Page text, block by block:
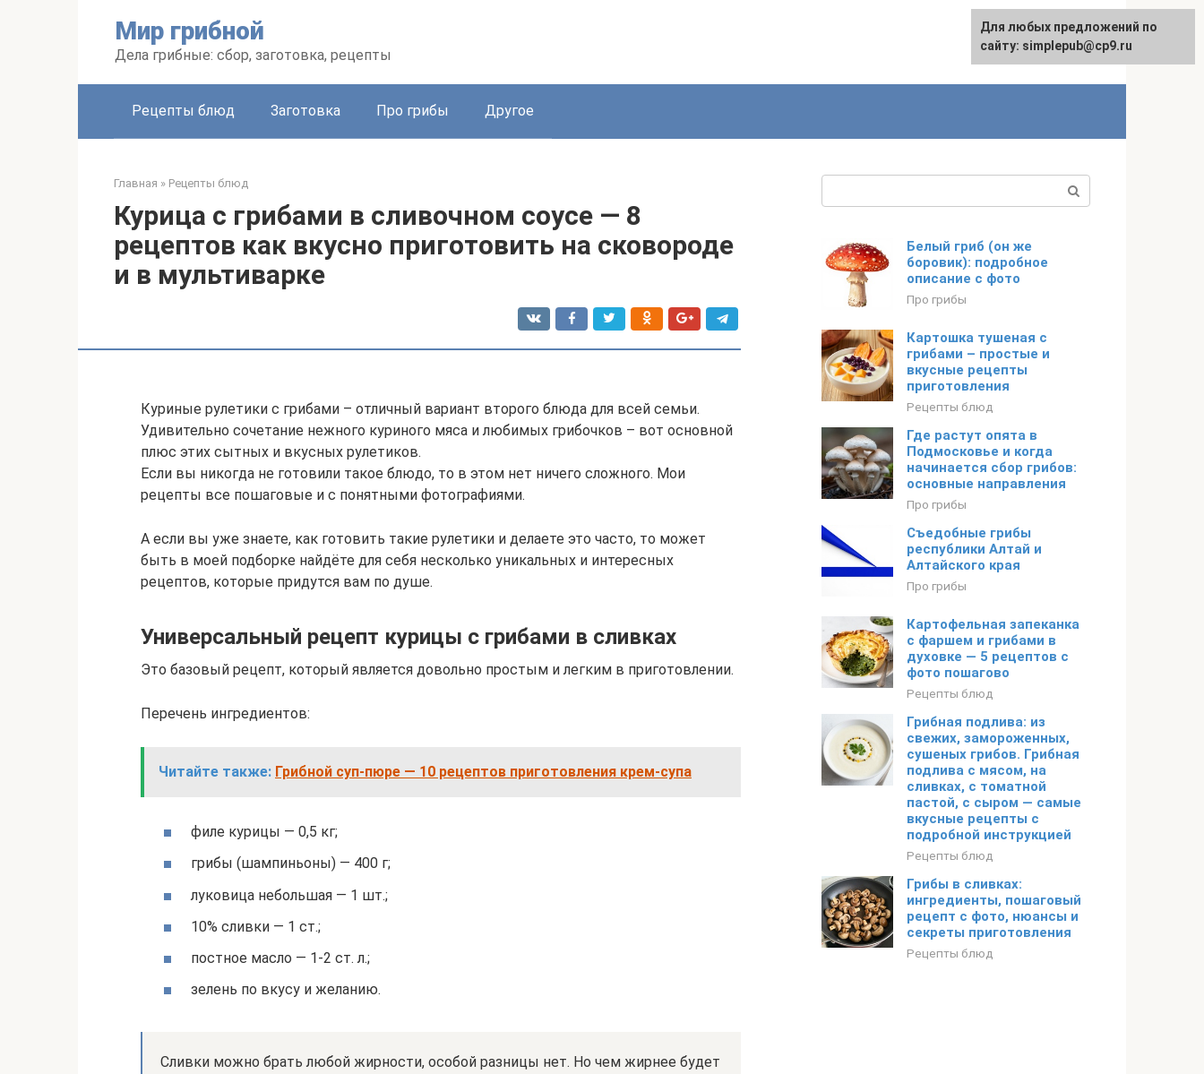
Мир грибной
Дела грибные: сбор, заготовка, рецепты
Рецепты блюд Заготовка Про грибы Другое
Главная » Рецепты блюд
Курица с грибами в сливочном соусе — 8
рецептов как вкусно приготовить на сковороде
и в мультиварке
Куриные рулетики с грибами – отличный вариант второго блюда для всей семьи.
Удивительно сочетание нежного куриного мяса и любимых грибочков – вот основной
плюс этих сытных и вкусных рулетиков.
Если вы никогда не готовили такое блюдо, то в этом нет ничего сложного. Мои
рецепты все пошаговые и с понятными фотографиями.
А если вы уже знаете, как готовить такие рулетики и делаете это часто, то может
быть в моей подборке найдёте для себя несколько уникальных и интересных
рецептов, которые придутся вам по душе.
Универсальный рецепт курицы с грибами в сливках
Это базовый рецепт, который является довольно простым и легким в приготовлении.
Перечень ингредиентов:
Читайте также: Грибной суп-пюре — 10 рецептов приготовления крем-супа
филе курицы — 0,5 кг;
грибы (шампиньоны) — 400 г;
луковица небольшая — 1 шт.;
10% сливки — 1 ст.;
постное масло — 1-2 ст. л.;
зелень по вкусу и желанию.
Сливки можно брать любой жирности, особой разницы нет. Но чем жирнее будет
Белый гриб (он же
боровик): подробное
описание с фото
Про грибы
Картошка тушеная с
грибами – простые и
вкусные рецепты
приготовления
Рецепты блюд
Где растут опята в
Подмосковье и когда
начинается сбор грибов:
основные направления
Про грибы
Съедобные грибы
республики Алтай и
Алтайского края
Про грибы
Картофельная запеканка
с фаршем и грибами в
духовке — 5 рецептов с
фото пошагово
Рецепты блюд
Грибная подлива: из
свежих, замороженных,
сушеных грибов. Грибная
подлива с мясом, на
сливках, с томатной
пастой, с сыром — самые
вкусные рецепты с
подробной инструкцией
Рецепты блюд
Грибы в сливках:
ингредиенты, пошаговый
рецепт с фото, нюансы и
секреты приготовления
Рецепты блюд
Для любых предложений по
сайту: simplepub@cp9.ru